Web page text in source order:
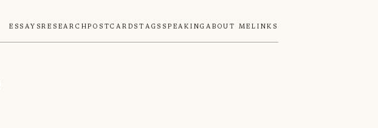
EssaysResearchPostcardsTags SpeakingAbout MeLinks